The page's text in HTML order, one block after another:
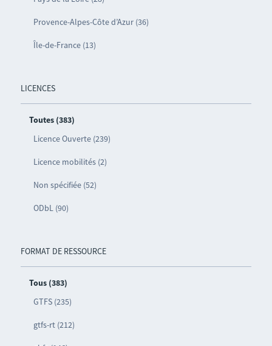
Provence-Alpes-Côte d’Azur (36)
Île-de-France (13)
LICENCES
Toutes (383)
Licence Ouverte (239)
Licence mobilités (2)
Non spécifiée (52)
ODbL (90)
FORMAT DE RESSOURCE
Tous (383)
GTFS (235)
gtfs-rt (212)